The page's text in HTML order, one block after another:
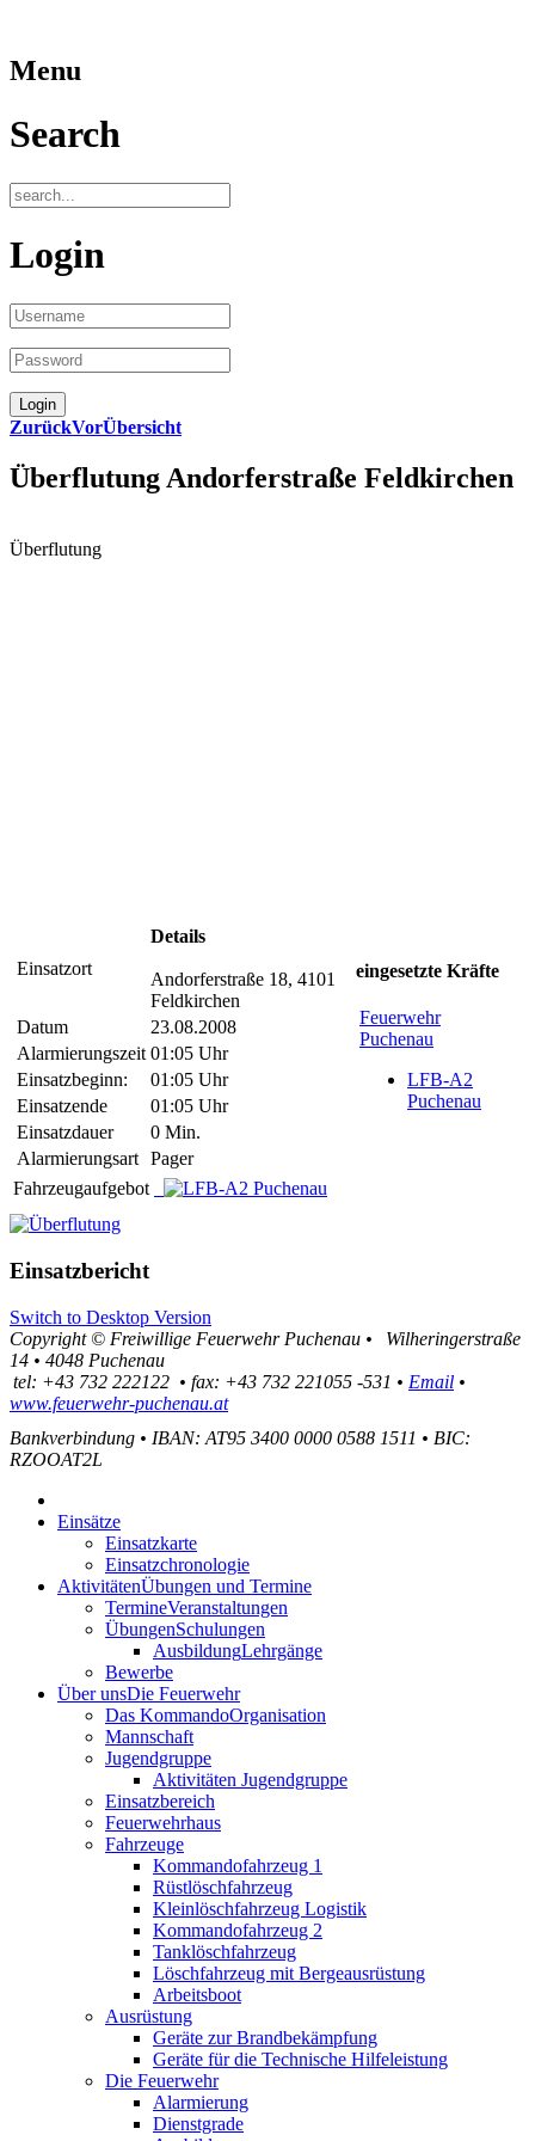
Menu
Search
Login
ZurückVorÜbersicht
Überflutung Andorferstraße Feldkirchen
Überflutung
Einsatzort
Details
Andorferstraße 18, 4101
Feldkirchen
Datum
23.08.2008
Alarmierungszeit 01:05 Uhr
Einsatzbeginn:
01:05 Uhr
Einsatzende
01:05 Uhr
Einsatzdauer
0 Min.
Alarmierungsart Pager
eingesetzte Kräfte
Feuerwehr
Puchenau
LFB-A2
Puchenau
Fahrzeugaufgebot
Einsatzbericht
Switch to Desktop Version
Copyright © Freiwillige Feuerwehr Puchenau •
Wilheringerstraße
14 • 4048 Puchenau
tel: +43 732 222122 • fax: +43 732 221055 -531 • Email •
www.feuerwehr-puchenau.at
Bankverbindung • IBAN: AT95 3400 0000 0588 1511 • BIC:
RZOOAT2L
Einsätze
Einsatzkarte
Einsatzchronologie
AktivitätenÜbungen und Termine
TermineVeranstaltungen
ÜbungenSchulungen
AusbildungLehrgänge
Bewerbe
Über unsDie Feuerwehr
Das KommandoOrganisation
Mannschaft
Jugendgruppe
Aktivitäten Jugendgruppe
Einsatzbereich
Feuerwehrhaus
Fahrzeuge
Kommandofahrzeug 1
Rüstlöschfahrzeug
Kleinlöschfahrzeug Logistik
Kommandofahrzeug 2
Tanklöschfahrzeug
Löschfahrzeug mit Bergeausrüstung
Arbeitsboot
Ausrüstung
Geräte zur Brandbekämpfung
Geräte für die Technische Hilfeleistung
Die Feuerwehr
Alarmierung
Dienstgrade